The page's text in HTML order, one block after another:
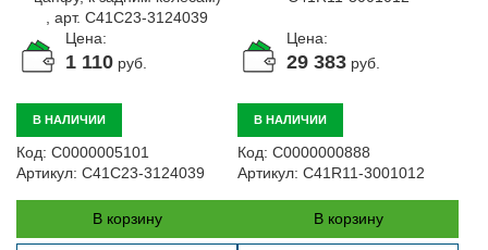
Цена:
1 110 руб.
В НАЛИЧИИ
Код: С0000005101
Артикул: C41C23-3124039
В корзину
Цена:
29 383 руб.
В НАЛИЧИИ
Код: С0000000888
Артикул: C41R11-3001012
В корзину